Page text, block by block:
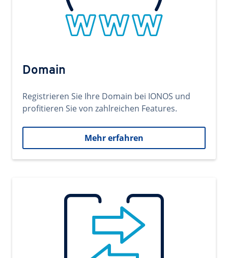
Domain
Registrieren Sie Ihre Domain bei IONOS und
profitieren Sie von zahlreichen Features.
Mehr erfahren